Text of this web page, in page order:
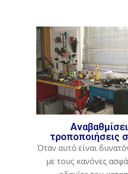
τροποποιήσεις
Όταν αυτό είναι
με τους κανόνες